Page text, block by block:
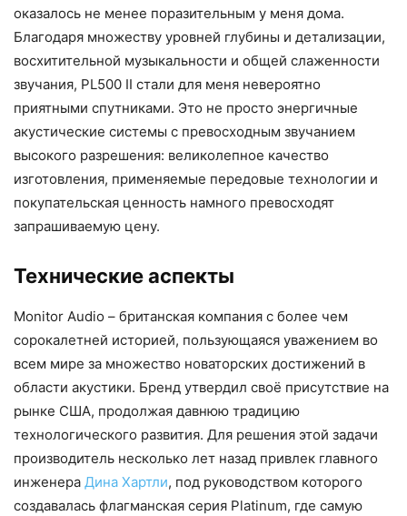
оказалось не менее поразительным у меня дома.
Благодаря множеству уровней глубины и детализации,
восхитительной музыкальности и общей слаженности
звучания, PL500 II стали для меня невероятно
приятными спутниками. Это не просто энергичные
акустические системы с превосходным звучанием
высокого разрешения: великолепное качество
изготовления, применяемые передовые технологии и
покупательская ценность намного превосходят
запрашиваемую цену.
Технические аспекты
Monitor Audio – британская компания с более чем
сорокалетней историей, пользующаяся уважением во
всем мире за множество новаторских достижений в
области акустики. Бренд утвердил своё присутствие на
рынке США, продолжая давнюю традицию
технологического развития. Для решения этой задачи
производитель несколько лет назад привлек главного
инженера Дина Хартли, под руководством которого
создавалась флагманская серия Platinum, где самую